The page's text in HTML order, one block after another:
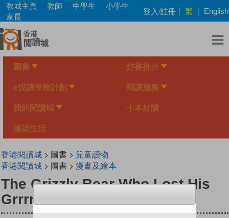
Skip
main
content
教城主頁 教師 中學生
小學生
家長
登入/註冊 | 繁 | English
圖書 好書推介
e悅讀學校計劃 閱讀服務
我的閱讀城 十本好讀
漫話生活
香港閱讀城> 圖書 > 兒童讀物
香港閱讀城> 圖書 > 漫畫及繪本
The Grizzly Bear Who Lost His
Grrrrr!